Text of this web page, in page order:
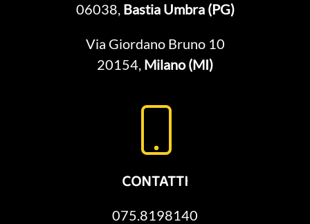
06038, Bastia Umbra (PG)
Via Giordano Bruno 10
20154, Milano (MI)
CONTATTI
075.8198140